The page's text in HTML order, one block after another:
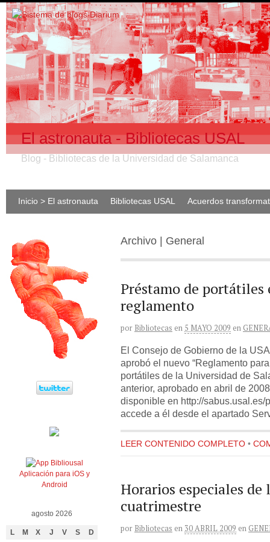
El astronauta - Bibliotecas USAL
Blog - Bibliotecas de la Universidad de Salamanca
Inicio > El astronauta Bibliotecas USAL Acuerdos
Archivo | General
Préstamo de portátiles
reglamento
por Bibliotecas en 5 MAYO 2009 en
El Consejo de Gobierno de la
aprobó el nuevo “Reglamento
portátiles de la Universidad de
anterior, aprobado en abril de
disponible en http://
accede a él desde el apartado
LEER CONTENIDO COMPLETO •
Horarios especiales de
cuatrimestre
por Bibliotecas en 30 ABRIL 2009 en
Aplicación para iOS y
Android
agosto 2026
L M X J V S D